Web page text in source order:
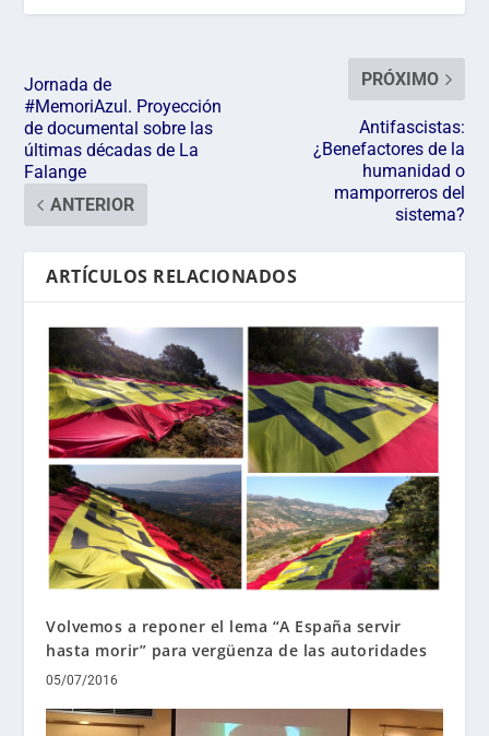
Jornada de
#MemoriAzul. Proyección
de documental sobre las
últimas décadas de La
Falange
ANTERIOR
PRÓXIMO
Antifascistas:
¿Benefactores de la
humanidad o
mamporreros del
sistema?
ARTÍCULOS RELACIONADOS
Volvemos a reponer el lema “A España servir
hasta morir” para vergüenza de las autoridades
05/07/2016